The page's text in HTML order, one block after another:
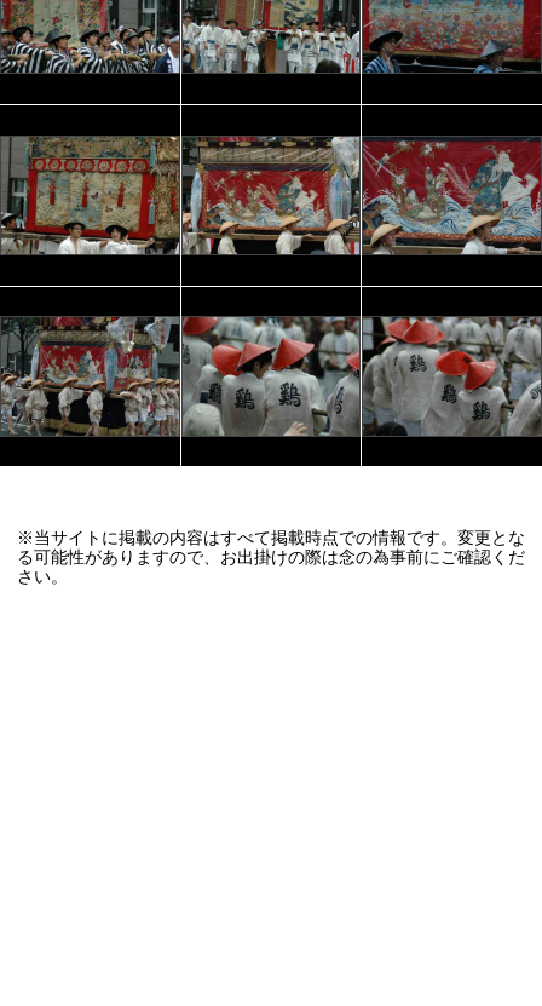
※当サイトに掲載の内容はすべて掲載時点での情報です。変更とな
る可能性がありますので、お出掛けの際は念の為事前にご確認くだ
さい。